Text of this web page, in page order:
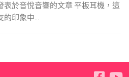
表於音悅音響的文章 平板耳機，這
的印象中...